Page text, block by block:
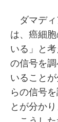
ダマディ
は、癌細
いる」と
の信号を
いること
らの信号
とが分かり